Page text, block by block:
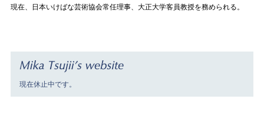
現在、日本いけばな芸術協会常任理事、大正大学客員教授を務められる。
現在休止中です。